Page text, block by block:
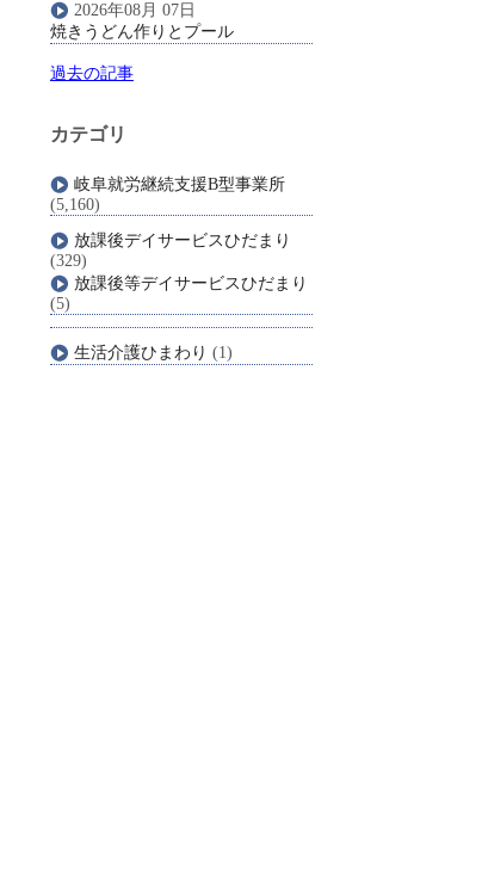
2026年08月 07日
焼きうどん作りとプール
過去の記事
カテゴリ
岐阜就労継続支援B型事業所
(5,160)
放課後デイサービスひだまり
(329)
放課後等デイサービスひだまり
(5)
生活介護ひまわり (1)